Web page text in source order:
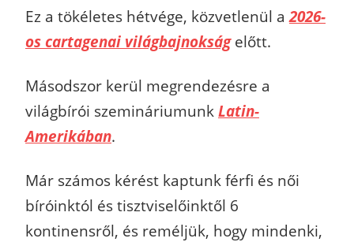
Ez a tökéletes hétvége, közvetlenül a2026-
os cartagenai világbajnokságelőtt.
Másodszor kerül megrendezésre a
világbírói szemináriumunk Latin-
Amerikában.
Már számos kérést kaptunk férfi és női
bíróinktól és tisztviselőinktől 6
kontinensről, és reméljük, hogy mindenki,